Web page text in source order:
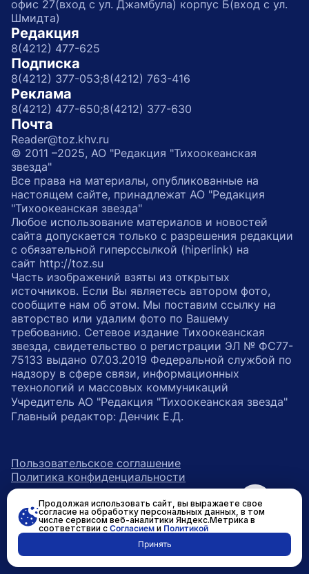
офис 27(вход с ул. Джамбула) корпус Б(вход с ул.
Шмидта)
Редакция
8(4212) 477-625
Подписка
8(4212) 377-053;8(4212) 763-416
Реклама
8(4212) 477-650;8(4212) 377-630
Почта
Reader@toz.khv.ru
© 2011 –2025, АО "Редакция "Тихоокеанская
звезда"
Все права на материалы, опубликованные на
настоящем сайте, принадлежат АО "Редакция
"Тихоокеанская звезда"
Любое использование материалов и новостей
сайта допускается только с разрешения редакции
с обязательной гиперссылкой (hiperlink) на
сайт http://toz.su
Часть изображений взяты из открытых
источников. Если Вы являетесь автором фото,
сообщите нам об этом. Мы поставим ссылку на
авторство или удалим фото по Вашему
требованию. Сетевое издание Тихоокеанская
звезда, свидетельство о регистрации ЭЛ № ФС77-
75133 выдано 07.03.2019 Федеральной службой по
надзору в сфере связи, информационных
технологий и массовых коммуникаций
Учредитель АО "Редакция "Тихоокеанская звезда"
Главный редактор: Денчик Е.Д.
Пользовательское соглашение
Политика конфиденциальности
ссылка на главную
возрастное ограничение 16+
ссылка на страницу в Вконтакте
ссылка на страницу в
ссылка на канал в
Разработано в
Продолжая использовать сайт, вы выражаете свое
согласие на обработку персональных данных, в том
числе сервисом веб-аналитики Яндекс.Метрика в
соответствии с Согласиеми Политикой
Принять